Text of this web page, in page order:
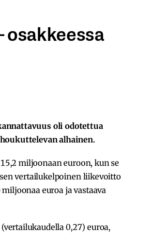
osakkeessa
oli odotettua
alhainen.
miljoonaan euroon, kun se
vertailukelpoinen liikevoitto
euroa ja vastaava
0,27) euroa,